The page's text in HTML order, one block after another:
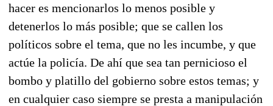
hacer es mencionarlos lo menos posible y
detenerlos lo más posible; que se callen los
políticos sobre el tema, que no les incumbe, y que
actúe la policía. De ahí que sea tan pernicioso el
bombo y platillo del gobierno sobre estos temas; y
en cualquier caso siempre se presta a manipulación